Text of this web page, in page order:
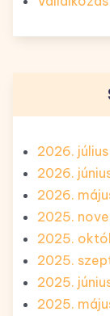
2026. július
2026.
2026.
2025.
2025.
2025.
2025.
2025.